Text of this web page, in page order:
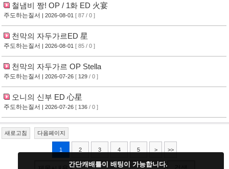
철냄비 짱! OP / 1화 ED 火宴
주도하는질서 | 2026-08-01 [ 87 / 0 ]
천막의 자두가르ED 星
주도하는질서 | 2026-08-01 [ 85 / 0 ]
천막의 자두가르 OP Stella
주도하는질서 | 2026-07-26 [ 129 / 0 ]
오니의 신부 ED 心星
주도하는질서 | 2026-07-26 [ 136 / 0 ]
새로고침 다음페이지
1 2 3 4 5 > >>
간단캐배틀이 배팅이 가능합니다.